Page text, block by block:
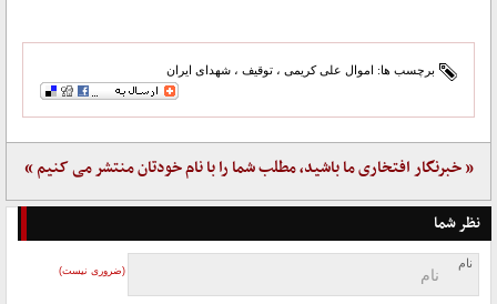
برچسب ها: اموال علی کریمی ، توقیف ، شهدای ایران
« خبرنگار افتخاری ما باشید، مطلب شما را با نام خودتان منتشر می کنیم »
نظر شما
نام
(ضروری نیست)